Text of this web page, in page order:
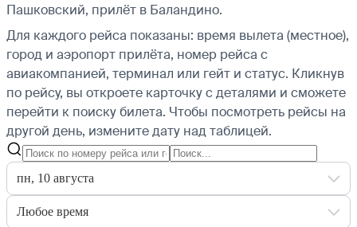
Пашковский, прилёт в Баландино.
Для каждого рейса показаны: время вылета (местное),
город и аэропорт прилёта, номер рейса с
авиакомпанией, терминал или гейт и статус. Кликнув
по рейсу, вы откроете карточку с деталями и сможете
перейти к поиску билета. Чтобы посмотреть рейсы на
другой день, измените дату над таблицей.
пн, 10 августа
Любое время